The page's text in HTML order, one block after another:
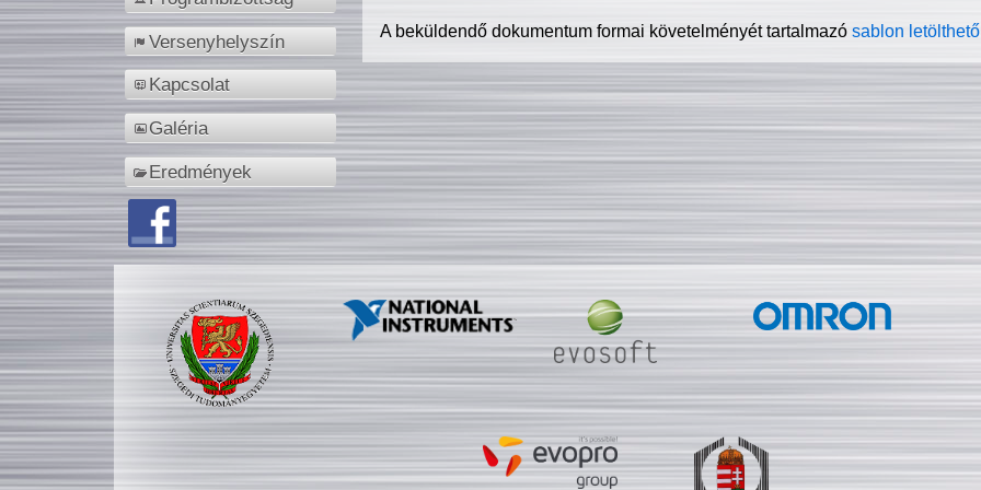
Versenyhelyszín
Kapcsolat
Galéria
Eredmények
A beküldendő dokumentum formai követelményét tartalmazósablon